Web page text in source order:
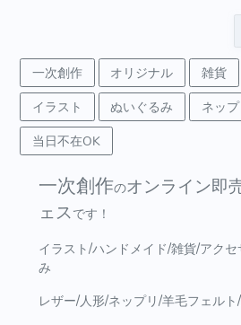
一次創作 オリジナル 雑貨
イラスト
ぬいぐるみ ネップ
当日不在OK
一次創作のオンライン即
ェスです！
イラスト/ハンドメイド/雑貨/アク
み
レザー/人形/ネップリ/羊毛フェル